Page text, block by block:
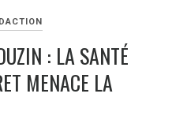
: LA SANTÉ
MENACE LA